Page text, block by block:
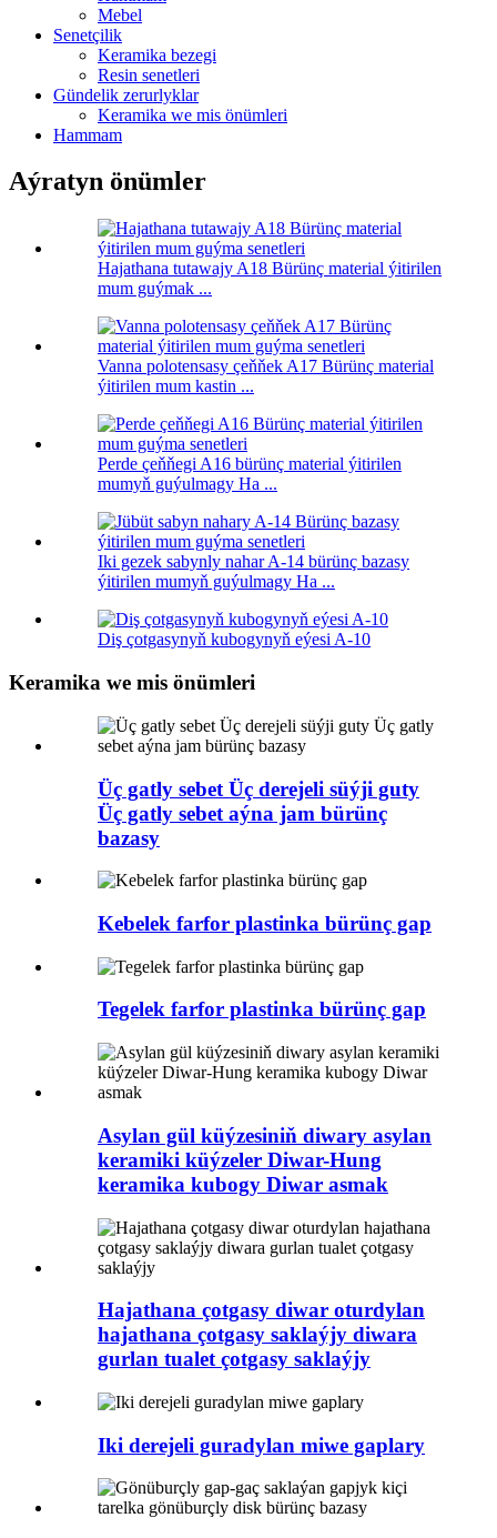
Mebel
Senetçilik
Keramika bezegi
Resin senetleri
Gündelik zerurlyklar
Keramika we mis önümleri
Hammam
Aýratyn önümler
Hajathana tutawajy A18 Bürünç material ýitirilen
mum guýmak ...
Vanna polotensasy çeňňek A17 Bürünç material
ýitirilen mum kastin ...
Perde çeňňegi A16 bürünç material ýitirilen
mumyň guýulmagy Ha ...
Iki gezek sabynly nahar A-14 bürünç bazasy
ýitirilen mumyň guýulmagy Ha ...
Diş çotgasynyň kubogynyň eýesi A-10
Keramika we mis önümleri
Üç gatly sebet Üç derejeli süýji guty
Üç gatly sebet aýna jam bürünç
bazasy
Kebelek farfor plastinka bürünç gap
Tegelek farfor plastinka bürünç gap
Asylan gül küýzesiniň diwary asylan
keramiki küýzeler Diwar-Hung
keramika kubogy Diwar asmak
Hajathana çotgasy diwar oturdylan
hajathana çotgasy saklaýjy diwara
gurlan tualet çotgasy saklaýjy
Iki derejeli guradylan miwe gaplary